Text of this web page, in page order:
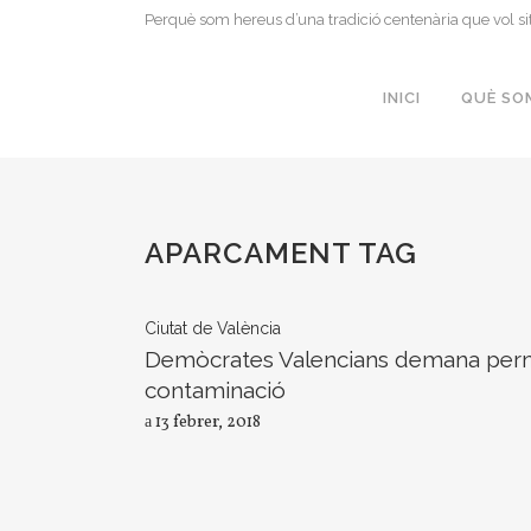
Perquè som hereus d’una tradició centenària que vol
INICI QUÈ
APARCAMENT TAG
Ciutat de València
Demòcrates Valencians demana
contaminació
13 febrer, 2018